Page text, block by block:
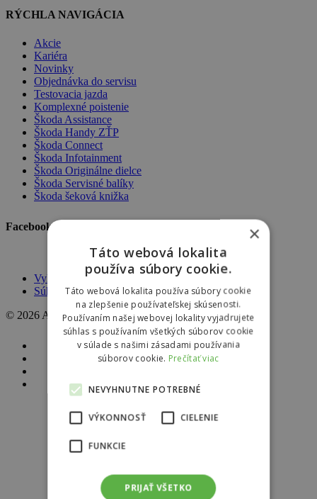
RÝCHLA NAVIGÁCIA
Akcie
Kariéra
Novinky
Objednávka do servisu
Testovacia jazda
Komplexné poistenie
Škoda Assistance
Škoda Handy ZŤP
Škoda Connect
Škoda Infotainment
Škoda Originálne dielce
Škoda Servisné balíky
Škoda šeková knižka
Facebook AutoBors
Vyhlásenie o ochrane osobných údajov
Súhlas so spracovaním osobných údajov
© 2026 AutoBors. | by HARTON
instagram
Modely Škoda
Škoda Fabia
Škoda Kamiq
×
Táto webová lokalita
používa súbory cookie.
Táto webová lokalita používa súbory cookie
na zlepšenie používateľskej skúsenosti.
Používaním našej webovej lokality vyjadrujete
súhlas s používaním všetkých súborov cookie
v súlade s našimi zásadami používania
súborov cookie. Prečítať viac
NEVYHNUTNE POTREBNÉ
VÝKONNOSŤ CIELENIE
FUNKCIE
PRIJAŤ VŠETKO